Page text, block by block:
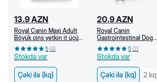
13.9AZN
Royal Canin Maxi Adult
Böyük cins yetkin it üçün
quru yem, 15 aydan (kq)
5(4)
Stokda var
Çəki ilə (kq)
20.9AZN
Royal Canin
Gastrointestinal Dog
Adult İt üçün həzm
pozulmasında baytarlıq
pəhrizi, quru yem (kq)
5(2)
Stokda var
Çəki ilə (kq)
2 kq